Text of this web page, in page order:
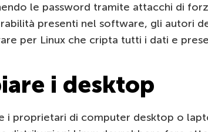
le password tramite attacchi di
presenti nel software, gli autori
per Linux che cripta tutti i dati e
i desktop
i proprietari di computer desktop o